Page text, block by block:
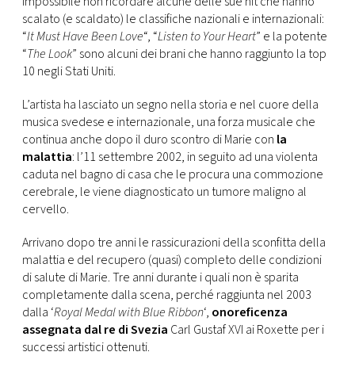
scalato (e scaldato) le classifiche nazionali e internazionali:
“It Must Have Been Love“, “Listen to Your Heart” e la potente
“The Look” sono alcuni dei brani che hanno raggiunto la top
10 negli Stati Uniti.
L’artista ha lasciato un segno nella storia e nel cuore della
musica svedese e internazionale, una forza musicale che
continua anche dopo il duro scontro di Marie con la
malattia: l’11 settembre 2002, in seguito ad una violenta
caduta nel bagno di casa che le procura una commozione
cerebrale, le viene diagnosticato un tumore maligno al
cervello.
Arrivano dopo tre anni le rassicurazioni della sconfitta della
malattia e del recupero (quasi) completo delle condizioni
di salute di Marie. Tre anni durante i quali non è sparita
completamente dalla scena, perché raggiunta nel 2003
dalla ‘Royal Medal with Blue Ribbon‘, onoreficenza
assegnata dal re di Svezia Carl Gustaf XVI ai Roxette per i
successi artistici ottenuti.